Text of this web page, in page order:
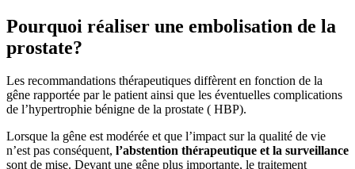
Pourquoi réaliser une embolisation de la
prostate?
Les recommandations thérapeutiques diffèrent en fonction de la
gêne rapportée par le patient ainsi que les éventuelles complications
de l’hypertrophie bénigne de la prostate ( HBP).
Lorsque la gêne est modérée et que l’impact sur la qualité de vie
n’est pas conséquent, l’abstention thérapeutique et la surveillance
sont de mise. Devant une gêne plus importante, le traitement